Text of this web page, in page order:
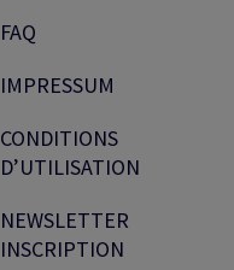
FAQ
IMPRESSUM
CONDITIONS
D’UTILISATION
NEWSLETTER
INSCRIPTION